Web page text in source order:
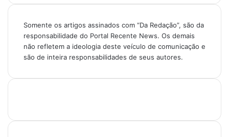
Somente os artigos assinados com “Da Redação”, são da
responsabilidade do Portal Recente News. Os demais
não refletem a ideologia deste veículo de comunicação e
são de inteira responsabilidades de seus autores.